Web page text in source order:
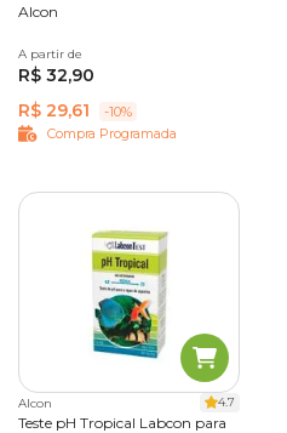
Alcon
2,5 g
A partir de
R$ 32,90
R$ 29,61
-10%
Compra Programada
Alcon 4.7
Teste pH Tropical Labcon para